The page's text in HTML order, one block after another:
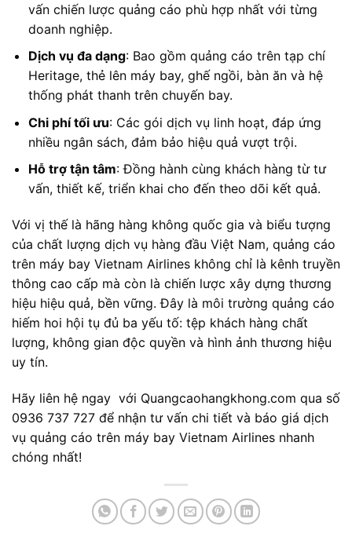
vấn chiến lược quảng cáo phù hợp nhất với từng
doanh nghiệp.
Dịch vụ đa dạng: Bao gồm quảng cáo trên tạp chí
Heritage, thẻ lên máy bay, ghế ngồi, bàn ăn và hệ
thống phát thanh trên chuyến bay.
Chi phí tối ưu: Các gói dịch vụ linh hoạt, đáp ứng
nhiều ngân sách, đảm bảo hiệu quả vượt trội.
Hỗ trợ tận tâm: Đồng hành cùng khách hàng từ tư
vấn, thiết kế, triển khai cho đến theo dõi kết quả.
Với vị thế là hãng hàng không quốc gia và biểu tượng
của chất lượng dịch vụ hàng đầu Việt Nam, quảng cáo
trên máy bay Vietnam Airlines không chỉ là kênh truyền
thông cao cấp mà còn là chiến lược xây dựng thương
hiệu hiệu quả, bền vững. Đây là môi trường quảng cáo
hiếm hoi hội tụ đủ ba yếu tố: tệp khách hàng chất
lượng, không gian độc quyền và hình ảnh thương hiệu
uy tín.
Hãy liên hệ ngay với Quangcaohangkhong.com qua số
0936 737 727 để nhận tư vấn chi tiết và báo giá dịch
vụ quảng cáo trên máy bay Vietnam Airlines nhanh
chóng nhất!